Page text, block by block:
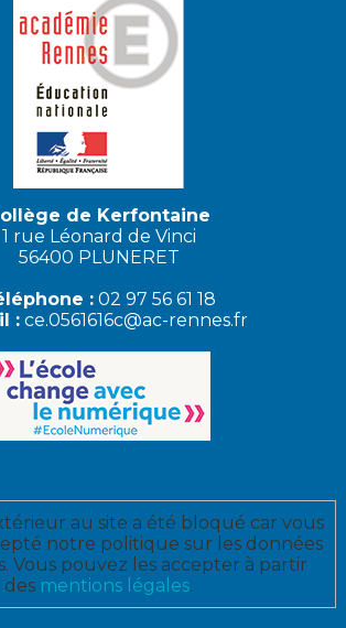
de Kerfontaine
1 rue Léonard de Vinci
56400 PLUNERET
: 02 97 56 61 18
: ce.0561616c@ac-rennes.fr
au site a été bloqué car vous
notre politique sur les données
Vous pouvez les accepter à partir
des mentions légales.